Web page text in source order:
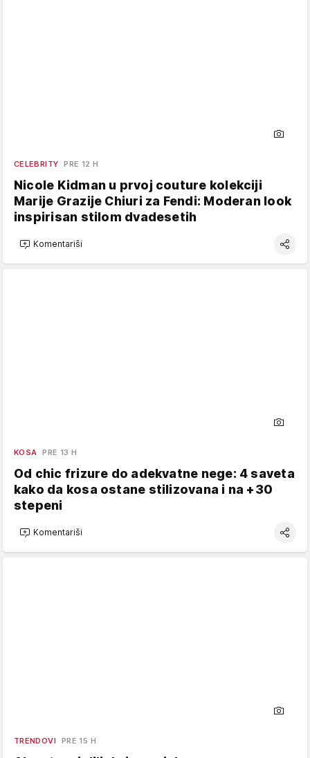
CELEBRITY PRE 12 H
Nicole Kidman u prvoj couture kolekciji
Marije Grazije Chiuri za Fendi: Moderan look
inspirisan stilom dvadesetih
Komentariši
KOSA PRE 13 H
Od chic frizure do adekvatne nege: 4 saveta
kako da kosa ostane stilizovana i na +30
stepeni
Komentariši
TRENDOVI PRE 15 H